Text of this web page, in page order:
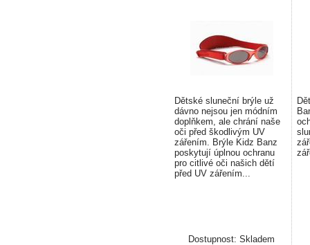
Dětské sluneční brýle už
dávno nejsou jen módním
doplňkem, ale chrání naše
oči před škodlivým UV
zářením. Brýle Kidz Banz
poskytují úplnou ochranu
pro citlivé oči našich dětí
před UV zářením...
Dostupnost: Skladem